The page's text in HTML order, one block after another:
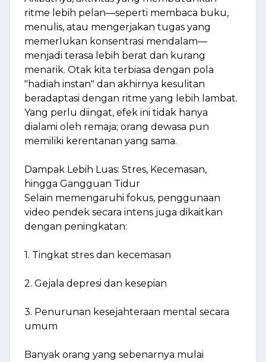
ritme lebih pelan—seperti membaca buku,
menulis, atau mengerjakan tugas yang
memerlukan konsentrasi mendalam—
menjadi terasa lebih berat dan kurang
menarik. Otak kita terbiasa dengan pola
"hadiah instan" dan akhirnya kesulitan
beradaptasi dengan ritme yang lebih lambat.
Yang perlu diingat, efek ini tidak hanya
dialami oleh remaja; orang dewasa pun
memiliki kerentanan yang sama.
Dampak Lebih Luas: Stres, Kecemasan,
hingga Gangguan Tidur
Selain memengaruhi fokus, penggunaan
video pendek secara intens juga dikaitkan
dengan peningkatan:
1. Tingkat stres dan kecemasan
2. Gejala depresi dan kesepian
3. Penurunan kesejahteraan mental secara
umum
Banyak orang yang sebenarnya mulai